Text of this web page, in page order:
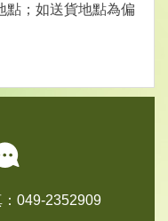
點；如送貨地點為偏
049-2352909